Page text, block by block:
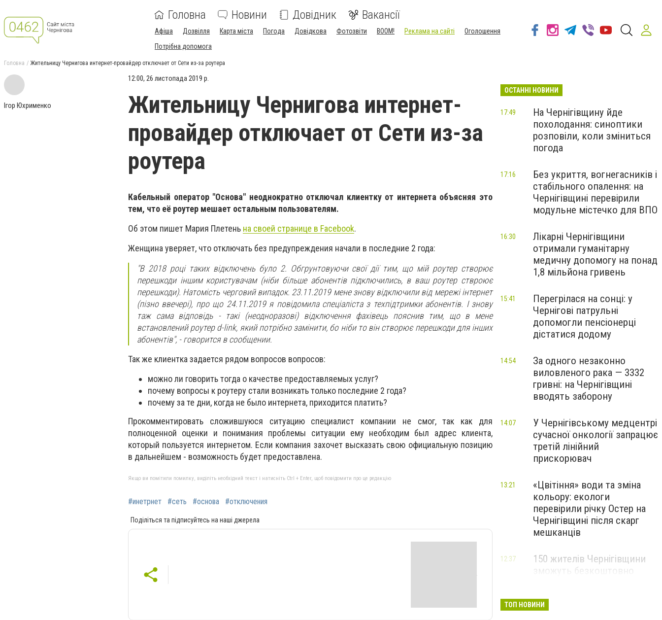
Головна Новини Довідник Вакансії
Афіша Дозвілля Карта міста Погода Довідкова Фотозвіти BOOM! Реклама на сайті
Оголошення
Потрібна допомога
Головна Жительницу Чернигова интернет-провайдер отключает от Сети из-за роутера
Ігор Юхрименко
12:00, 26 листопада 2019 р.
Жительницу Чернигова интернет-
провайдер отключает от Сети из-за
роутера
Кабельный оператор "Основа" неоднократно отключал клиентку от интернета объясняя это
тем, что её роутер мешает остальным пользователям.
Об этом пишет Мария Плетень на своей странице в Facebook.
Женщина уверяет, что отключать без предупреждения начали в последние 2 года:
"В 2018 році таких відключень було 2. Обгрунтовуючи свої дії тим, що мій роутер створює
перешкоди іншим користувачам (ніби більше абонентів підключились, в ваш роутер ствроює
перешкоди). Натомість черговий випадок. 23.11.2019 мене знову відключили від мережі інтернет
(пізно ввечері), про що 24.11.2019 я повідомила спеціаліста з техпідтримки абонентів. І знову
таж сама відповідь - такі (неодноразові) відключення фахівець пояснив тим, що в мене
встановлений роутер d-link, який потрібно замінити, бо ніби то він створює перешкоди для інших
абонентів", - говорится в сообщении.
Так же клиентка задается рядом вопросов вопросов:
можно ли говорить тогда о качестве предоставляемых услуг?
почему вопросы к роутеру стали возникать только последние 2 года?
почему за те дни, когда не было интернета, приходится платить?
Прокомментировать сложившуюся ситуацию специалист компании не смог, так как для
полноценной оценки и понимания проблемы ситуации ему необходим был адрес клиента,
который пользуется интернетом. Если компания захочет высказать свою официальную позицию
в дальнейшем - возможность будет предоставлена.
Якщо ви помітили помилку, виділіть необхідний текст і натисніть Ctrl + Enter, щоб повідомити про це редакцію
#инетрнет #сеть #основа #отключения
Поділіться та підписуйтесь на наші джерела
ОСТАННІ НОВИНИ
На Чернігівщину йде
похолодання: синоптики
розповіли, коли зміниться
погода
17:49
Без укриття, вогнегасників і
стабільного опалення: на
Чернігівщині перевірили
модульне містечко для ВПО
17:16
Лікарні Чернігівщини
отримали гуманітарну
медичну допомогу на понад
1,8 мільйона гривень
16:30
Перегрілася на сонці: у
Чернігові патрульні
допомогли пенсіонерці
дістатися додому
15:41
За одного незаконно
виловленого рака — 3332
гривні: на Чернігівщині
вводять заборону
14:54
У Чернігівському медцентрі
сучасної онкології запрацює
третій лінійний
прискорювач
14:07
«Цвітіння» води та зміна
кольору: екологи
перевірили річку Остер на
Чернігівщині після скарг
мешканців
13:21
150 жителів Чернігівщини
зможуть безкоштовно
12:37
ТОП НОВИНИ